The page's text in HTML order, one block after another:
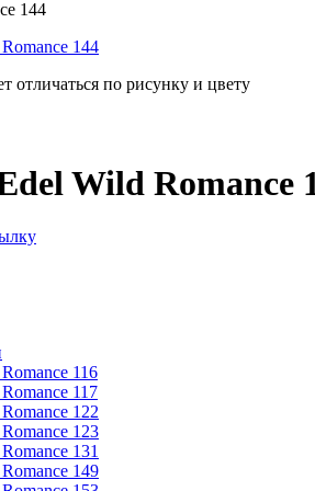
144
отличаться по рисунку и цвету
Wild Romance